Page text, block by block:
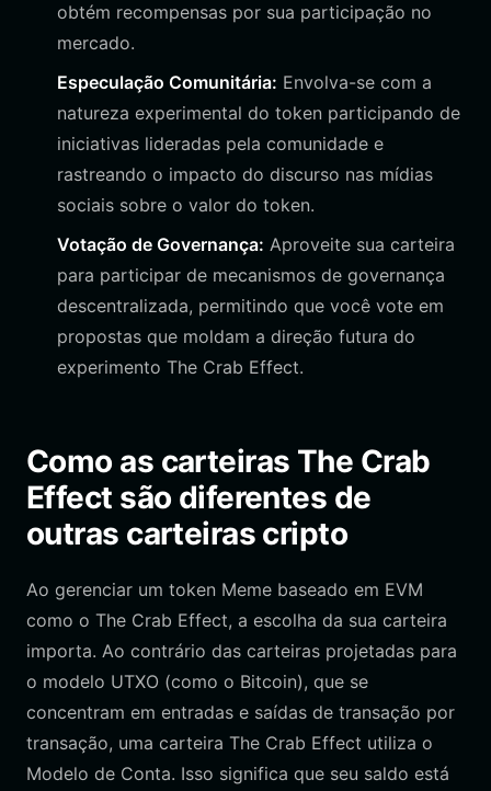
obtém recompensas por sua participação no
mercado.
Especulação Comunitária: Envolva-se com a
natureza experimental do token participando de
iniciativas lideradas pela comunidade e
rastreando o impacto do discurso nas mídias
sociais sobre o valor do token.
Votação de Governança: Aproveite sua carteira
para participar de mecanismos de governança
descentralizada, permitindo que você vote em
propostas que moldam a direção futura do
experimento The Crab Effect.
Como as carteiras The Crab
Effect são diferentes de
outras carteiras cripto
Ao gerenciar um token Meme baseado em EVM
como o The Crab Effect, a escolha da sua carteira
importa. Ao contrário das carteiras projetadas para
o modelo UTXO (como o Bitcoin), que se
concentram em entradas e saídas de transação por
transação, uma carteira The Crab Effect utiliza o
Modelo de Conta. Isso significa que seu saldo está